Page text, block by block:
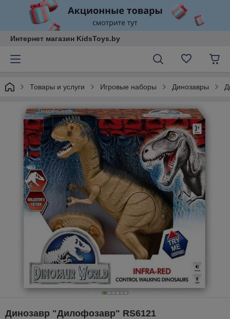
Интернет магазин KidsToys.by
Товары и услуги Игровые наборы Динозавры
Динозавр "Дилофозавр" RS6121